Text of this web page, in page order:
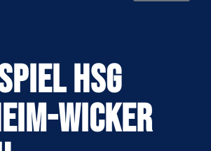
HSG
WICKER